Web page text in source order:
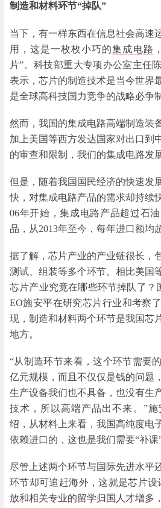
制造和材料环节“掉队”
当下，有一样东西在信息社会高速
用，这是一枚枚小巧的集成电路
片”。科技部重大专项办公室主任
表示，芯片的制造技术是当今世界
是全球高科技国力竞争的战略必争
然而，我国的集成电路高端制造装
加上美国等西方发达国家对出口到
的审查和限制，我们的集成电路发
但是，随着我国国民经济的快速发
快，对集成电路产品的需求却持续
06年开始，集成电路产品超过石
品，从2013年至今，每年进口额均
据了解，芯片产业的产业链很长，
测试、组装等多个环节。相比美国
芯片产业究竟在哪些环节掉队了？
EO施安平在研究芯片行业和考察
现，制造和材料两个环节是我国芯
地方。
“从制造环节来看，这个环节需要
亿元规模，而且不仅仅是钱的问题
生产设备我们也不具备，也没有生
技术，所以高端产品出不来。”
绍，从材料上来看，我国高纯度电
依赖进口的，这也是我们需要“补课”
尽管上述两个环节与国际先进水平
环节却可追赶海外，这就是芯片设
放和相关专业的留学归国人才增多